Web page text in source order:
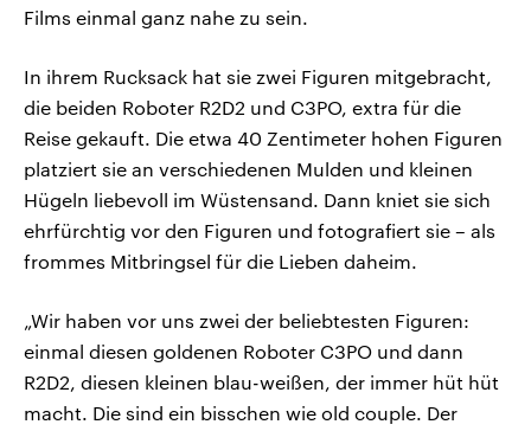
Films einmal ganz nahe zu sein.
In ihrem Rucksack hat sie zwei Figuren mitgebracht,
die beiden Roboter R2D2 und C3PO, extra für die
Reise gekauft. Die etwa 40 Zentimeter hohen Figuren
platziert sie an verschiedenen Mulden und kleinen
Hügeln liebevoll im Wüstensand. Dann kniet sie sich
ehrfürchtig vor den Figuren und fotografiert sie – als
frommes Mitbringsel für die Lieben daheim.
„Wir haben vor uns zwei der beliebtesten Figuren:
einmal diesen goldenen Roboter C3PO und dann
R2D2, diesen kleinen blau-weißen, der immer hüt hüt
macht. Die sind ein bisschen wie old couple. Der